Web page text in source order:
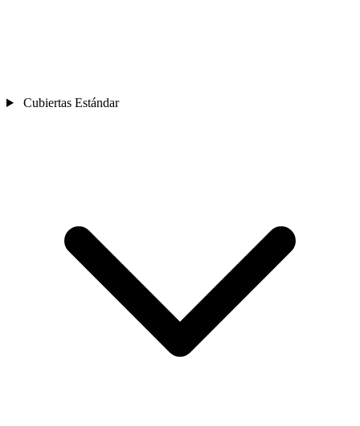
Cubiertas Estándar